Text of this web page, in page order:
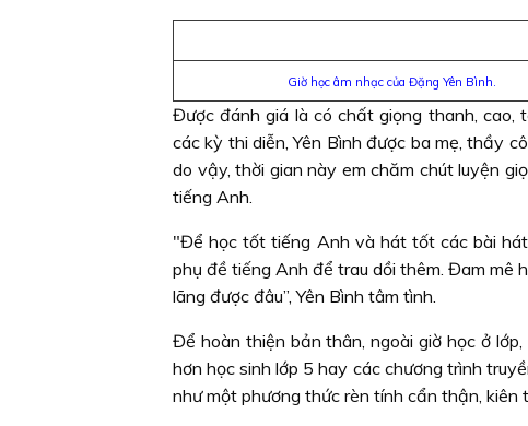
Giờ học âm nhạc của Đặng Yên Bình.
Được đánh giá là có chất giọng thanh, cao,
các kỳ thi diễn, Yên Bình được ba mẹ, thầy
do vậy, thời gian này em chăm chút luyện
tiếng Anh.
"Để học tốt tiếng Anh và hát tốt các bài
phụ đề tiếng Anh để trau dồi thêm. Đam mê
lãng được đâu”, Yên Bình tâm tình.
Để hoàn thiện bản thân, ngoài giờ học ở
hơn học sinh lớp 5 hay các chương trình
như một phương thức rèn tính cẩn thận, kiên